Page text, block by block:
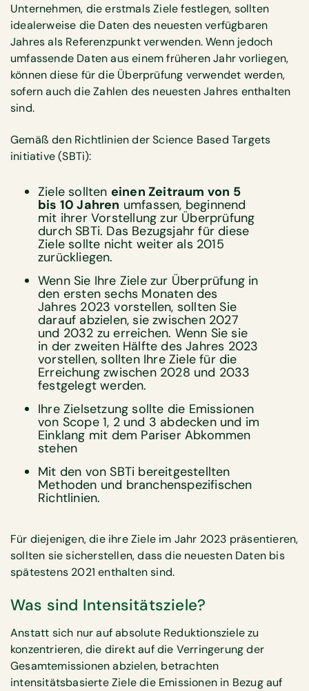
Unternehmen, die erstmals Ziele festlegen, sollten
idealerweise die Daten des neuesten verfügbaren
Jahres als Referenzpunkt verwenden. Wenn jedoch
umfassende Daten aus einem früheren Jahr vorliegen,
können diese für die Überprüfung verwendet werden,
sofern auch die Zahlen des neuesten Jahres enthalten
sind.
Gemäß den Richtlinien der Science Based Targets
initiative (SBTi):
Ziele sollten einen Zeitraum von 5
bis 10 Jahren umfassen, beginnend
mit ihrer Vorstellung zur Überprüfung
durch SBTi. Das Bezugsjahr für diese
Ziele sollte nicht weiter als 2015
zurückliegen.
Wenn Sie Ihre Ziele zur Überprüfung in
den ersten sechs Monaten des
Jahres 2023 vorstellen, sollten Sie
darauf abzielen, sie zwischen 2027
und 2032 zu erreichen. Wenn Sie sie
in der zweiten Hälfte des Jahres 2023
vorstellen, sollten Ihre Ziele für die
Erreichung zwischen 2028 und 2033
festgelegt werden.
Ihre Zielsetzung sollte die Emissionen
von Scope 1, 2 und 3 abdecken und im
Einklang mit dem Pariser Abkommen
stehen
Mit den von SBTi bereitgestellten
Methoden und branchenspezifischen
Richtlinien.
Für diejenigen, die ihre Ziele im Jahr 2023 präsentieren,
sollten sie sicherstellen, dass die neuesten Daten bis
spätestens 2021 enthalten sind.
Was sind Intensitätsziele?
Anstatt sich nur auf absolute Reduktionsziele zu
konzentrieren, die direkt auf die Verringerung der
Gesamtemissionen abzielen, betrachten
intensitätsbasierte Ziele die Emissionen in Bezug auf